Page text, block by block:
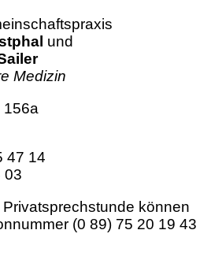
und
Medizin
156a
47 14
03
können
(0 89) 75 20 19 43